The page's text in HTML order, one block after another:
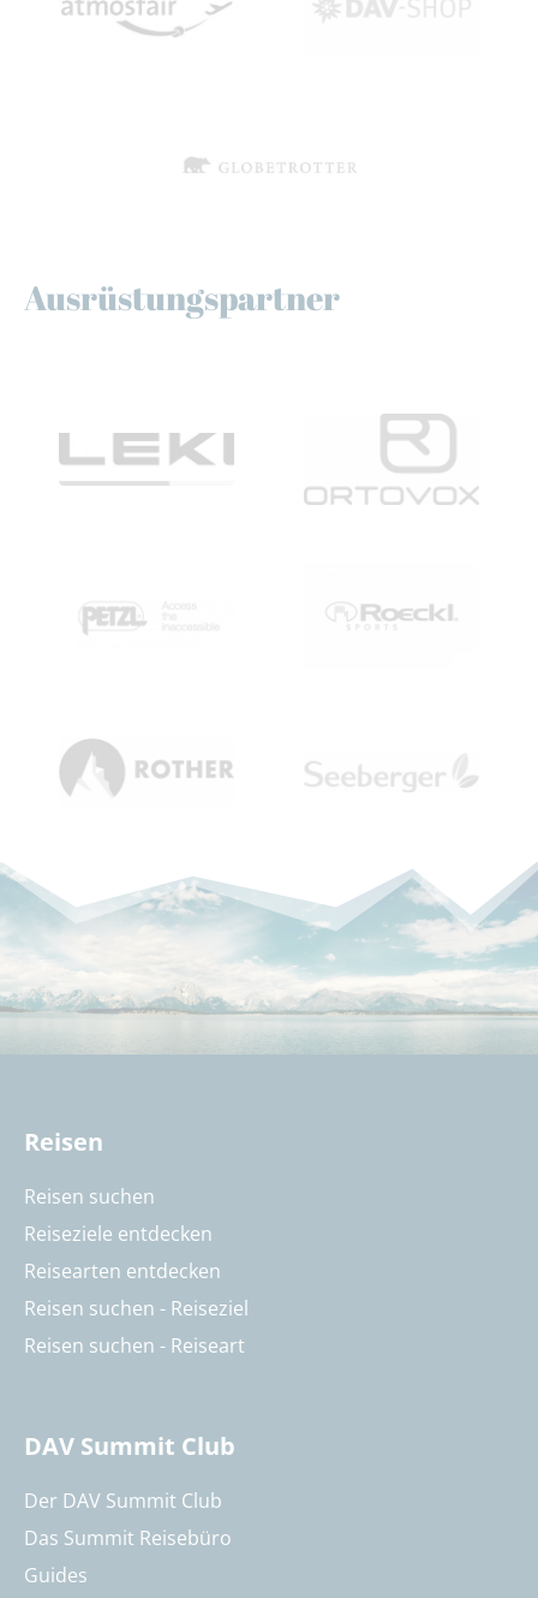
Ausrüstungspartner
Reisen
Reisen suchen
Reiseziele entdecken
Reisearten entdecken
Reisen suchen - Reiseziel
Reisen suchen - Reiseart
DAV Summit Club
Der DAV Summit Club
Das Summit Reisebüro
Guides